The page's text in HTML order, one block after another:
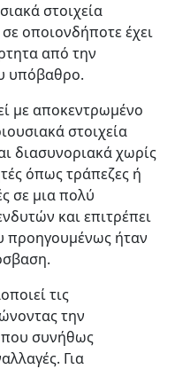
στοιχεία
οποιονδήποτε έχει
από την
υπόβαθρο.
με αποκεντρωμένο
στοιχεία
διασυνοριακά χωρίς
όπως τράπεζες ή
σε μια πολύ
και επιτρέπει
προηγουμένως ήταν
τις
την
που συνήθως
Για